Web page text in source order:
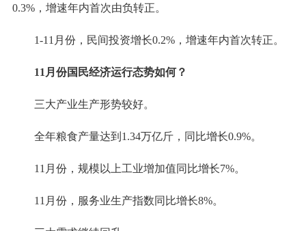
0.3%，增速年内首次由负转正。
1-11月份，民间投资增长0.2%，增速年内首次转正。
11月份国民经济运行态势如何？
三大产业生产形势较好。
全年粮食产量达到1.34万亿斤，同比增长0.9%。
11月份，规模以上工业增加值同比增长7%。
11月份，服务业生产指数同比增长8%。